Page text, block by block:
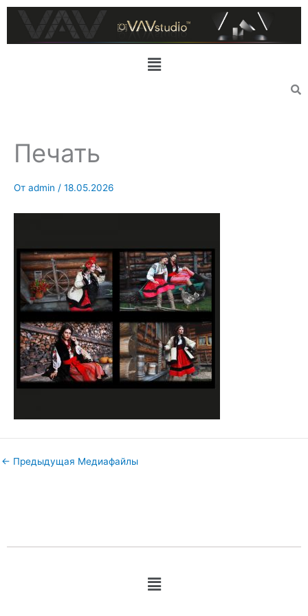
Перейти
содержимому
Меню
Печать
От admin / 18.05.2026
← Предыдущая Медиафайлы
Меню